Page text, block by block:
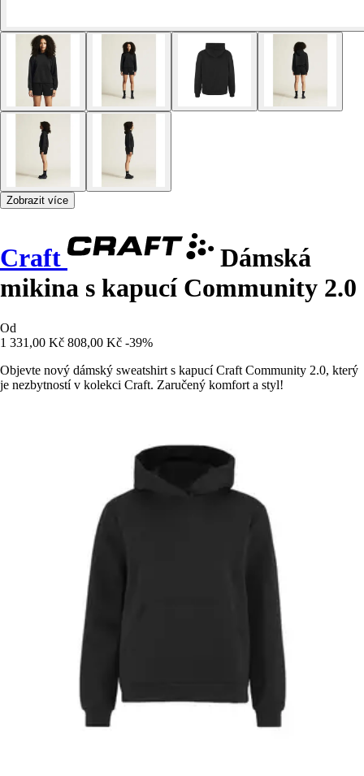
Zobrazit více
Craft
Dámská
mikina s kapucí Community 2.0
Od
1 331,00 Kč 808,00 Kč -39%
Objevte nový dámský sweatshirt s kapucí Craft Community 2.0, který
je nezbytností v kolekci Craft. Zaručený komfort a styl!